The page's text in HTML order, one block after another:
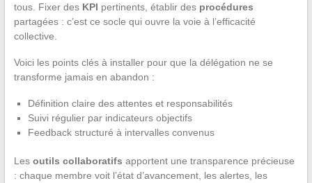
tous. Fixer des KPI pertinents, établir des procédures
partagées : c’est ce socle qui ouvre la voie à l’efficacité
collective.
Voici les points clés à installer pour que la délégation ne se
transforme jamais en abandon :
Définition claire des attentes et responsabilités
Suivi régulier par indicateurs objectifs
Feedback structuré à intervalles convenus
Les outils collaboratifs apportent une transparence précieuse
: chaque membre voit l’état d’avancement, les alertes, les